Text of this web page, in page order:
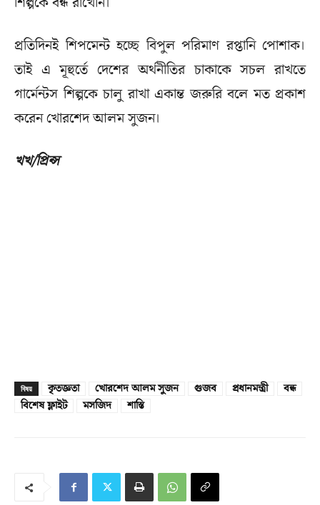
প্রতিদিনই শিপমেন্ট হচ্ছে বিপুল পরিমাণ রপ্তানি পোশাক।
তাই এ মূহুর্তে দেশের অর্থনীতির চাকাকে সচল রাখতে
গার্মেন্টস শিল্পকে চালু রাখা একান্ত জরুরি বলে মত প্রকাশ
করেন খোরশেদ আলম সুজন।
খখ/প্রিন্স
বিষয় কৃতজ্ঞতা খোরশেদ আলম সুজন গুজব প্রধানমন্ত্রী
বন্ধ
বিশেষ ফ্লাইট
মসজিদ শাস্তি